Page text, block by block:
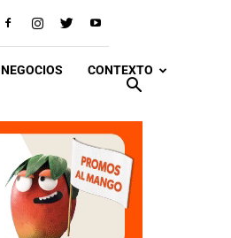
NEGOCIOS CONTEXTO